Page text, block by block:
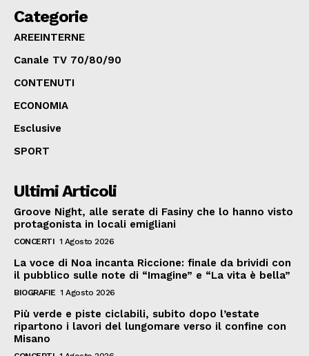
Categorie
AREEINTERNE
Canale TV 70/80/90
CONTENUTI
ECONOMIA
Esclusive
SPORT
Ultimi Articoli
Groove Night, alle serate di Fasiny che lo hanno visto
protagonista in locali emigliani
CONCERTI 1 Agosto 2026
La voce di Noa incanta Riccione: finale da brividi con
il pubblico sulle note di “Imagine” e “La vita è bella”
BIOGRAFIE 1 Agosto 2026
Più verde e piste ciclabili, subito dopo l’estate
ripartono i lavori del lungomare verso il confine con
Misano